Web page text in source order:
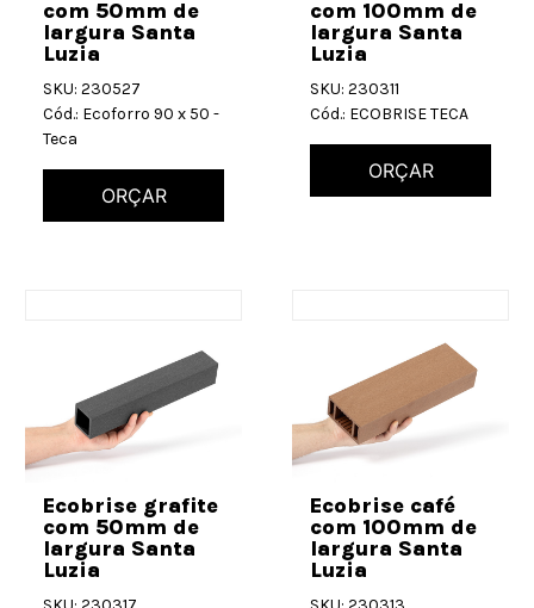
com 50mm de
largura Santa
Luzia
SKU: 230527
Cód.: Ecoforro 90 x 50 -
Teca
ORÇAR
com 100mm de
largura Santa
Luzia
SKU: 230311
Cód.: ECOBRISE TECA
ORÇAR
Ecobrise grafite
com 50mm de
largura Santa
Luzia
Ecobrise café
com 100mm de
largura Santa
Luzia